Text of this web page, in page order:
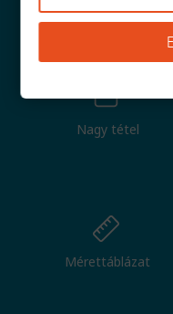
Iratkozz fel és
Nagy tétel
Mérettáblázat